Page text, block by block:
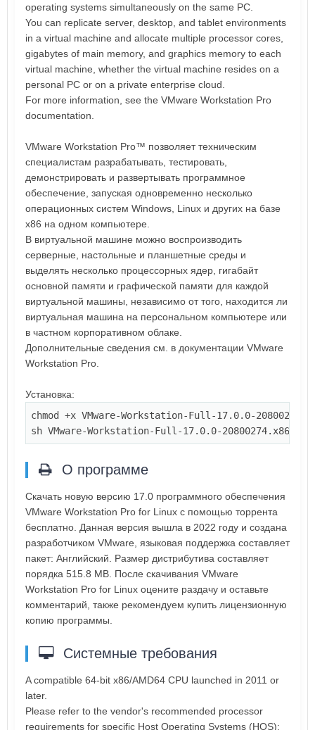
operating systems simultaneously on the same PC.
You can replicate server, desktop, and tablet environments
in a virtual machine and allocate multiple processor cores,
gigabytes of main memory, and graphics memory to each
virtual machine, whether the virtual machine resides on a
personal PC or on a private enterprise cloud.
For more information, see the VMware Workstation Pro
documentation.
VMware Workstation Pro™ позволяет техническим
специалистам разрабатывать, тестировать,
демонстрировать и развертывать программное
обеспечение, запуская одновременно несколько
операционных систем Windows, Linux и других на базе
x86 на одном компьютере.
В виртуальной машине можно воспроизводить
серверные, настольные и планшетные среды и
выделять несколько процессорных ядер, гигабайт
основной памяти и графической памяти для каждой
виртуальной машины, независимо от того, находится ли
виртуальная машина на персональном компьютере или
в частном корпоративном облаке.
Дополнительные сведения см. в документации VMware
Workstation Pro.
Установка:
chmod
+x VMware-Workstation-Full-17. 0. 0-20800274
sh VMware-Workstation-Full-17. 0. 0-20800274.x86
О программе
Скачать новую версию 17.0 программного обеспечения
VMware Workstation Pro for Linux с помощью торрента
бесплатно. Данная версия вышла в 2022 году и создана
разработчиком VMware, языковая поддержка составляет
пакет: Английский. Размер дистрибутива составляет
порядка 515.8 MB. После скачивания VMware
Workstation Pro for Linux оцените раздачу и оставьте
комментарий, также рекомендуем купить лицензионную
копию программы.
Системные требования
A compatible 64-bit x86/AMD64 CPU launched in 2011 or
later.
Please refer to the vendor's recommended processor
requirements for specific Host Operating Systems (HOS):